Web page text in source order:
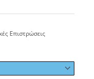
Επιστρώσεις